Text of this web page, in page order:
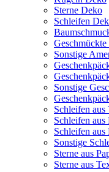
Sterne Deko
Schleifen
Sonstige
Sonstige
Schleifen aus
Schleifen aus
Schleifen
Sonstige
Sterne aus
Sterne aus